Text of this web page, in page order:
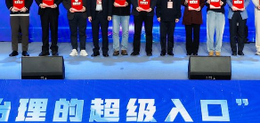
計營收2.58萬億 利潤總額近936億
鎖閱讀新玩法
聚深圳，共奏客家文化傳承新篇章